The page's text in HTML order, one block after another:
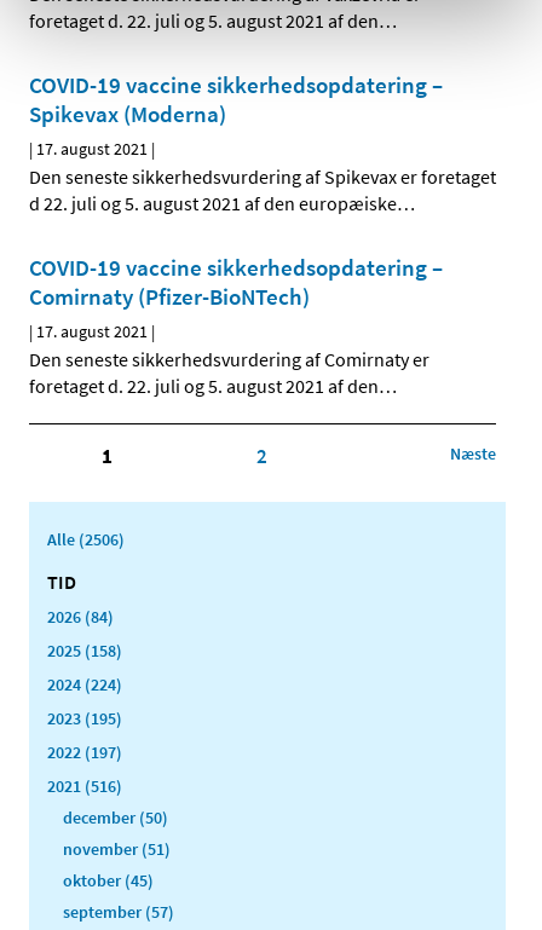
foretaget d. 22. juli og 5. august 2021 af den…
COVID-19 vaccine sikkerhedsopdatering –
Spikevax (Moderna)
| 17. august 2021 |
Den seneste sikkerhedsvurdering af Spikevax er foretaget
d 22. juli og 5. august 2021 af den europæiske…
COVID-19 vaccine sikkerhedsopdatering –
Comirnaty (Pfizer-BioNTech)
| 17. august 2021 |
Den seneste sikkerhedsvurdering af Comirnaty er
foretaget d. 22. juli og 5. august 2021 af den…
1 2 Næste
Alle (2506)
TID
2026 (84)
2025 (158)
2024 (224)
2023 (195)
2022 (197)
2021 (516)
december (50)
november (51)
oktober (45)
september (57)